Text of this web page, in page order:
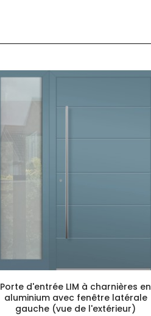
Porte d'entrée LIM à charnières en
aluminium avec fenêtre latérale
gauche (vue de l'extérieur)